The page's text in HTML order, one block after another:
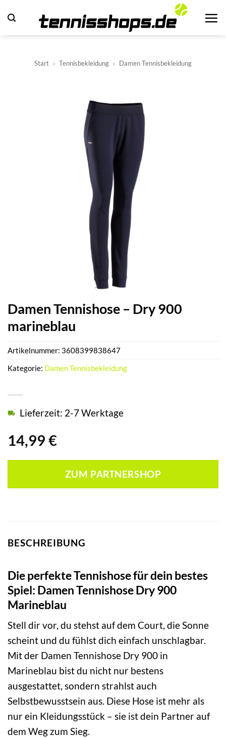
Inhalt
springen
Start » Tennisbekleidung » Damen Tennisbekleidung
Damen Tennishose – Dry 900
marineblau
14,99 €
Lieferzeit: 2-7 Werktage
ZUM PARTNERSHOP
Artikelnummer: 3608399838647
Kategorie: Damen Tennisbekleidung
BESCHREIBUNG
Die perfekte Tennishose für dein bestes
Spiel: Damen Tennishose Dry 900
Marineblau
Stell dir vor, du stehst auf dem Court, die Sonne
scheint und du fühlst dich einfach unschlagbar.
Mit der Damen Tennishose Dry 900 in
Marineblau bist du nicht nur bestens
ausgestattet, sondern strahlst auch
Selbstbewusstsein aus. Diese Hose ist mehr als
nur ein Kleidungsstück – sie ist dein Partner auf
dem Weg zum Sieg.